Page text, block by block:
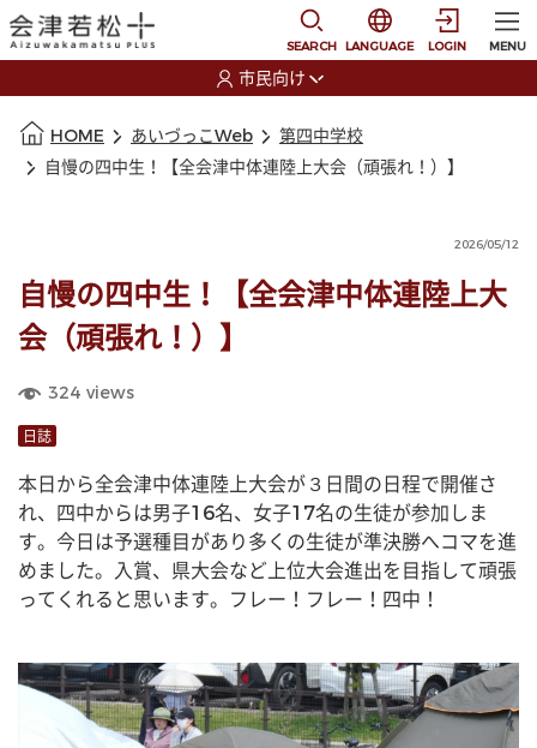
SEARCH
選択すると言語の切
LANGUAGE LOGIN MENU
市民向け
HOME あいづっこWeb
第四中学校
自慢の四中生！【全会津中体連陸上大会（頑張れ！）】
2026/05/12
自慢の四中生！【全会津中体連陸上大
会（頑張れ！）】
324 views
日誌
本日から全会津中体連陸上大会が３日間の日程で開催さ
れ、四中からは男子16名、女子17名の生徒が参加しま
す。今日は予選種目があり多くの生徒が準決勝へコマを進
めました。入賞、県大会など上位大会進出を目指して頑張
ってくれると思います。フレー！フレー！四中！